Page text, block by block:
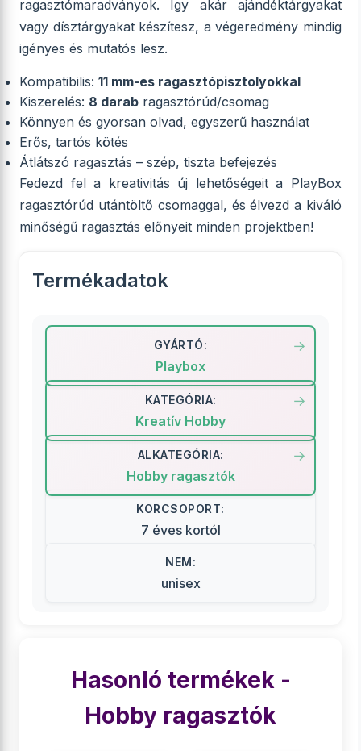
ragasztómaradványok. Így akár ajándéktárgyakat
vagy dísztárgyakat készítesz, a végeredmény mindig
igényes és mutatós lesz.
Kompatibilis: 11 mm-es ragasztópisztolyokkal
Kiszerelés: 8 darab ragasztórúd/csomag
Könnyen és gyorsan olvad, egyszerű használat
Erős, tartós kötés
Átlátszó ragasztás – szép, tiszta befejezés
Fedezd fel a kreativitás új lehetőségeit a PlayBox
ragasztórúd utántöltő csomaggal, és élvezd a kiváló
minőségű ragasztás előnyeit minden projektben!
Termékadatok
GYÁRTÓ:
Playbox
KATEGÓRIA:
Kreatív Hobby
ALKATEGÓRIA:
Hobby ragasztók
KORCSOPORT:
7 éves kortól
NEM:
unisex
Hasonló termékek -
Hobby ragasztók